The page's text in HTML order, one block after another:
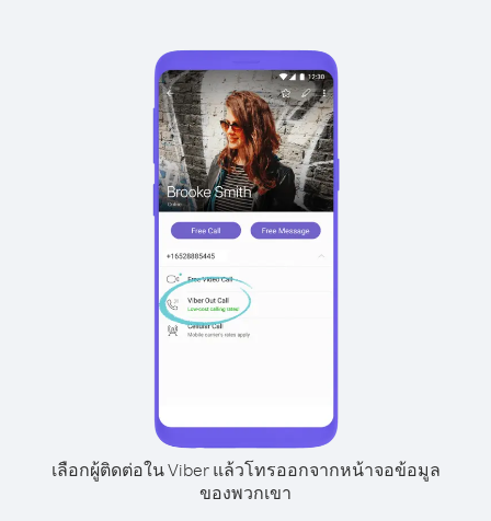
เลือกผู้ติดต่อใน Viber แล้วโทรออกจากหน้าจอข้อมูล
ของพวกเขา